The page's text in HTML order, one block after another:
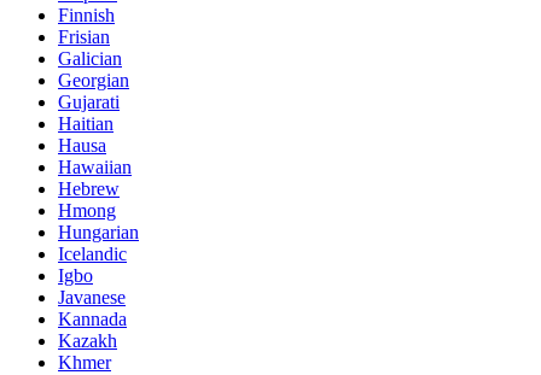
Finnish
Frisian
Galician
Georgian
Gujarati
Haitian
Hausa
Hawaiian
Hebrew
Hmong
Hungarian
Icelandic
Igbo
Javanese
Kannada
Kazakh
Khmer